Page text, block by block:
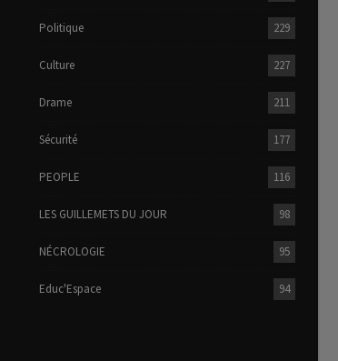
Politique 229
Culture 227
Drame 211
Sécurité 177
PEOPLE 116
LES GUILLEMETS DU JOUR 98
NÉCROLOGIE 95
Educ'Espace 94